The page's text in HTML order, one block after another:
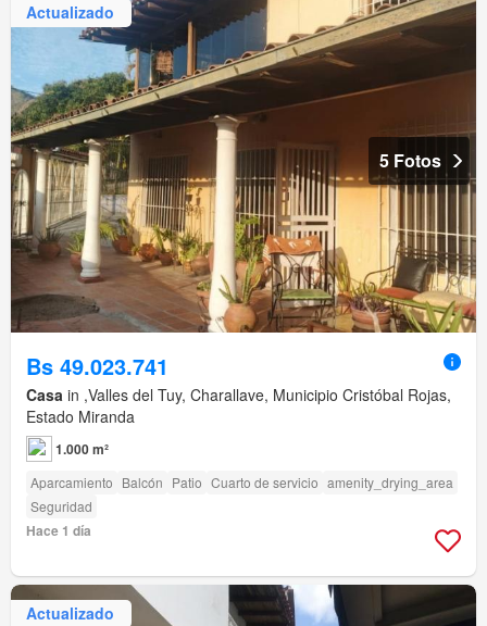
Actualizado
5 Fotos
Bs 49.023.741
Casa in ,Valles del Tuy, Charallave, Municipio Cristóbal Rojas,
Estado Miranda
1.000 m²
Aparcamiento Balcón Patio Cuarto de servicio amenity_drying_area
Seguridad
Hace 1 día
Actualizado